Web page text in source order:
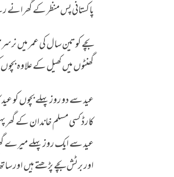
پاکستانی پس منظر کے گھرانے
بچے کو تین سال کی عمر میں
گھنٹوں میں کھیل کے علاوہ
عید سے دو روز پہلے بچوں کو
کارڈ کسی مسلم خاندان کے گھر
عید سے ایک روز پہلے میرے
اور برٹش بچے پڑھتے ہیں اور